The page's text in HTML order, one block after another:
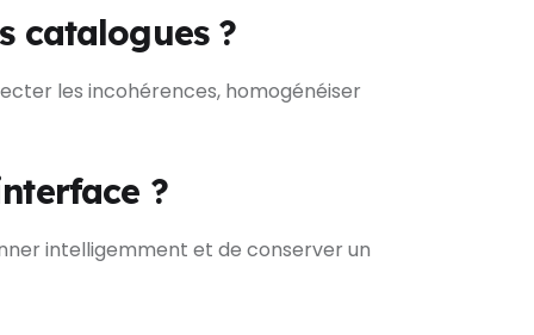
catalogues ?
les incohérences, homogénéiser
?
intelligemment et de conserver un